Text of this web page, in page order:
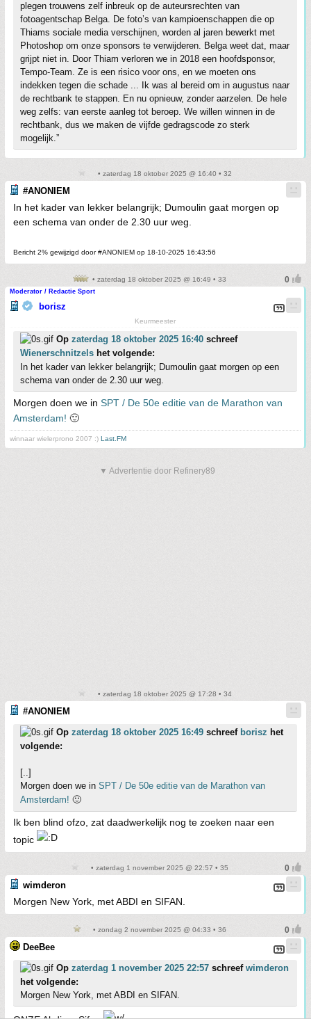
plegen trouwens zelf inbreuk op de auteursrechten van
fotoagentschap Belga. De foto’s van kampioenschappen die op
Thiams sociale media verschijnen, worden al jaren bewerkt met
Photoshop om onze sponsors te verwijderen. Belga weet dat, maar
grijpt niet in. Door Thiam verloren we in 2018 een hoofdsponsor,
Tempo-Team. Ze is een risico voor ons, en we moeten ons
indekken tegen die schade ... Ik was al bereid om in augustus naar
de rechtbank te stappen. En nu opnieuw, zonder aarzelen. De hele
weg zelfs: van eerste aanleg tot beroep. We willen winnen in de
rechtbank, dus we maken de vijfde gedragscode zo sterk
mogelijk.”
• zaterdag 18 oktober 2025 @ 16:40 • 32
#ANONIEM
In het kader van lekker belangrijk; Dumoulin gaat morgen op
een schema van onder de 2.30 uur weg.
Bericht 2% gewijzigd door #ANONIEM op 18-10-2025 16:43:56
• zaterdag 18 oktober 2025 @ 16:49 • 33
Moderator / Redactie Sport
borisz
Keurmeester
Op zaterdag 18 oktober 2025 16:40 schreef
Wienerschnitzels het volgende:
In het kader van lekker belangrijk; Dumoulin gaat morgen op een
schema van onder de 2.30 uur weg.
Morgen doen we in SPT / De 50e editie van de Marathon van
Amsterdam! 🙂
winnaar wielerprono 2007 :) Last.FM
▼ Advertentie door Refinery89
• zaterdag 18 oktober 2025 @ 17:28 • 34
#ANONIEM
Op zaterdag 18 oktober 2025 16:49 schreef borisz het
volgende:
[..]
Morgen doen we in SPT / De 50e editie van de Marathon van
Amsterdam! 🙂
Ik ben blind ofzo, zat daadwerkelijk nog te zoeken naar een
topic
• zaterdag 1 november 2025 @ 22:57 • 35
wimderon
Morgen New York, met ABDI en SIFAN.
• zondag 2 november 2025 @ 04:33 • 36
DeeBee
Op zaterdag 1 november 2025 22:57 schreef wimderon
het volgende:
Morgen New York, met ABDI en SIFAN.
ONZE Abdi en Sifan